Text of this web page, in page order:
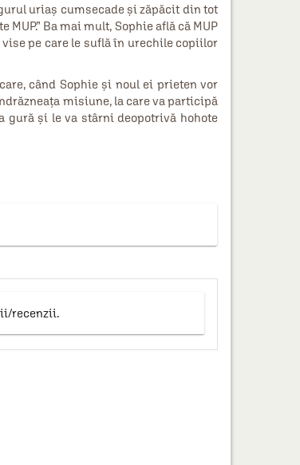
uriaş cumsecade şi zăpăcit din tot
Ba mai mult, Sophie află că MUP
pe care le suflă în urechile copiilor
când Sophie şi noul ei prieten vor
misiune, la care va participă
şi le va stârni deopotrivă hohote
recenzii.